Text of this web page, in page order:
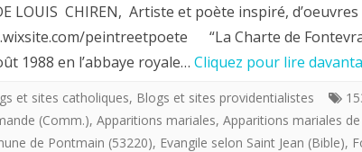
Ciel.Chiren
Maître
imagier
de
LOUIS CHIREN, Artiste et poète inspiré,
peintreetpoete “La Charte de
1988 en l’abbaye royale… Cliquez pour lire
et sites catholiques, Blogs et sites providentialistes
(Comm.), Apparitions mariales, Apparitions mariales
de Pontmain (53220), Evangile selon Saint Jean (Bible),